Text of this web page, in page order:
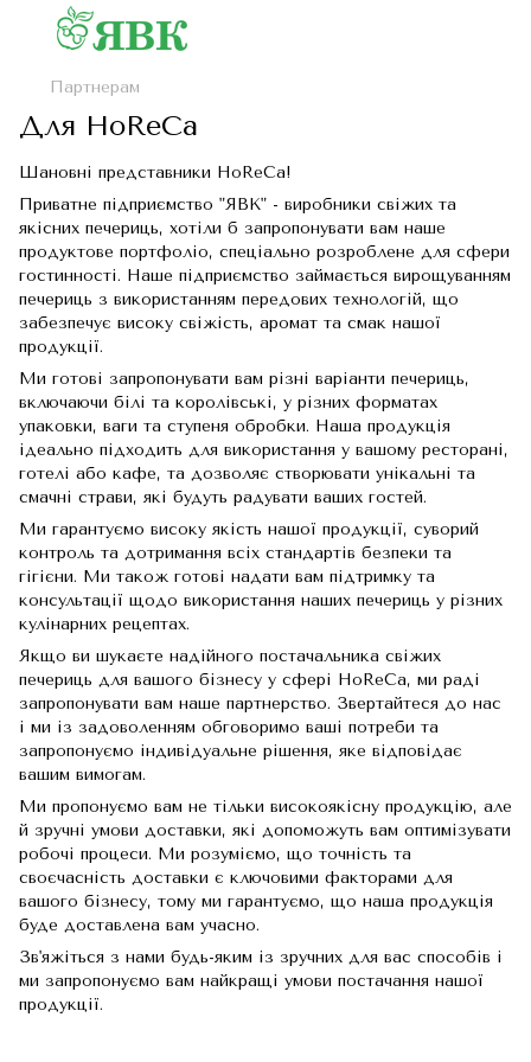
Партнерам
Для HoReCa
Шановні представники HoReCa!
Приватне підприємство "ЯВК" - виробники свіжих та
якісних печериць, хотіли б запропонувати вам наше
продуктове портфоліо, спеціально розроблене для сфери
гостинності. Наше підприємство займається вирощуванням
печериць з використанням передових технологій, що
забезпечує високу свіжість, аромат та смак нашої
продукції.
Ми готові запропонувати вам різні варіанти печериць,
включаючи білі та королівські, у різних форматах
упаковки, ваги та ступеня обробки. Наша продукція
ідеально підходить для використання у вашому ресторані,
готелі або кафе, та дозволяє створювати унікальні та
смачні страви, які будуть радувати ваших гостей.
Ми гарантуємо високу якість нашої продукції, суворий
контроль та дотримання всіх стандартів безпеки та
гігієни. Ми також готові надати вам підтримку та
консультації щодо використання наших печериць у різних
кулінарних рецептах.
Якщо ви шукаєте надійного постачальника свіжих
печериць для вашого бізнесу у сфері HoReCa, ми раді
запропонувати вам наше партнерство. Звертайтеся до нас
і ми із задоволенням обговоримо ваші потреби та
запропонуємо індивідуальне рішення, яке відповідає
вашим вимогам.
Ми пропонуємо вам не тільки високоякісну продукцію, але
й зручні умови доставки, які допоможуть вам оптимізувати
робочі процеси. Ми розуміємо, що точність та
своєчасність доставки є ключовими факторами для
вашого бізнесу, тому ми гарантуємо, що наша продукція
буде доставлена вам учасно.
Зв'яжіться з нами будь-яким із зручних для вас способів і
ми запропонуємо вам найкращі умови постачання нашої
продукції.